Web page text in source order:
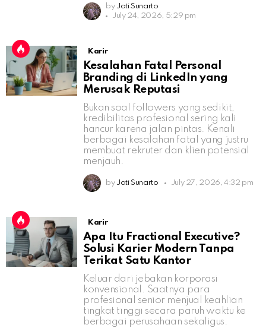
by Jati Sunarto
July 24, 2026, 5:29 pm
Karir
Kesalahan Fatal Personal
Branding di LinkedIn yang
Merusak Reputasi
Bukan soal followers yang sedikit,
kredibilitas profesional sering kali
hancur karena jalan pintas. Kenali
berbagai kesalahan fatal yang justru
membuat rekruter dan klien potensial
menjauh.
by Jati Sunarto July 27, 2026, 4:32 pm
Karir
Apa Itu Fractional Executive?
Solusi Karier Modern Tanpa
Terikat Satu Kantor
Keluar dari jebakan korporasi
konvensional. Saatnya para
profesional senior menjual keahlian
tingkat tinggi secara paruh waktu ke
berbagai perusahaan sekaligus.